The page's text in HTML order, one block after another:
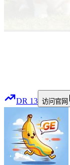
DR 13 访问官网